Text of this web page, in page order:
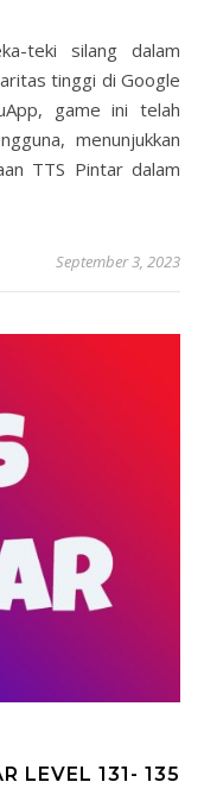
tinggi di Google
game ini telah
menunjukkan
TTS Pintar dalam
September 3, 2023
LEVEL 131- 135